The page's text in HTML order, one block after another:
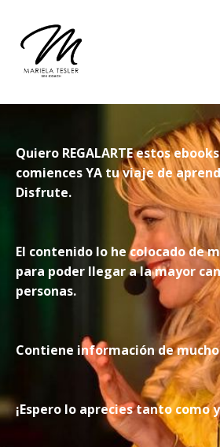
Quiero REGALARTE estos
comiences YA tu viaje de
Disfrute.
El contenido lo he colocado de
para poder llegar a la mayor
personas.
Contiene información de
¡Espero lo aprecies tanto como